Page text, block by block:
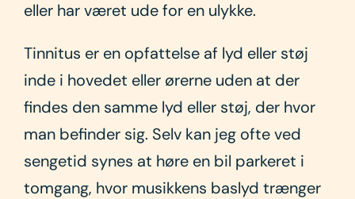
eller har været ude for en ulykke.
Tinnitus er en opfattelse af lyd eller støj
inde i hovedet eller ørerne uden at der
findes den samme lyd eller støj, der hvor
man befinder sig. Selv kan jeg ofte ved
sengetid synes at høre en bil parkeret i
tomgang, hvor musikkens baslyd trænger